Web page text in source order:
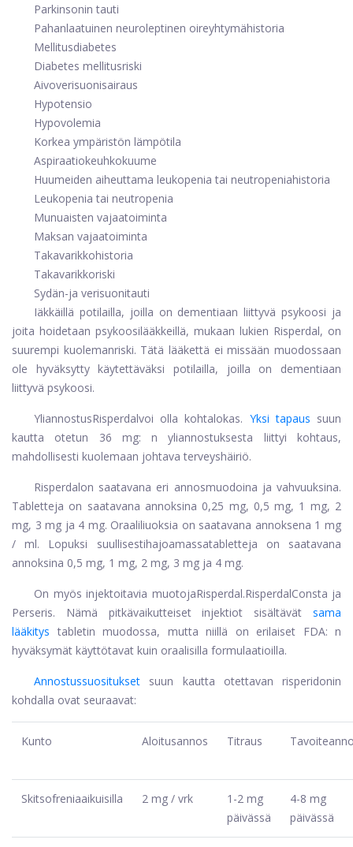
Parkinsonin tauti
Pahanlaatuinen neuroleptinen oireyhtymähistoria
Mellitusdiabetes
Diabetes mellitusriski
Aivoverisuonisairaus
Hypotensio
Hypovolemia
Korkea ympäristön lämpötila
Aspiraatiokeuhkokuume
Huumeiden aiheuttama leukopenia tai neutropeniahistoria
Leukopenia tai neutropenia
Munuaisten vajaatoiminta
Maksan vajaatoiminta
Takavarikkohistoria
Takavarikkoriski
Sydän-ja verisuonitauti
Iäkkäillä potilailla, joilla on dementiaan liittyvä psykoosi ja
joita hoidetaan psykoosilääkkeillä, mukaan lukien Risperdal, on
suurempi kuolemanriski. Tätä lääkettä ei missään muodossaan
ole hyväksytty käytettäväksi potilailla, joilla on dementiaan
liittyvä psykoosi.
YliannostusRisperdalvoi olla kohtalokas. Yksi tapaus suun
kautta otetun 36 mg: n yliannostuksesta liittyi kohtaus,
mahdollisesti kuolemaan johtava terveyshäiriö.
Risperdalon saatavana eri annosmuodoina ja vahvuuksina.
Tabletteja on saatavana annoksina 0,25 mg, 0,5 mg, 1 mg, 2
mg, 3 mg ja 4 mg. Oraaliliuoksia on saatavana annoksena 1 mg
/ ml. Lopuksi suullisestihajoamassatabletteja on saatavana
annoksina 0,5 mg, 1 mg, 2 mg, 3 mg ja 4 mg.
On myös injektoitavia muotojaRisperdal.RisperdalConsta ja
Perseris. Nämä pitkävaikutteiset injektiot sisältävät
sama
lääkitys tabletin muodossa, mutta niillä on erilaiset FDA: n
hyväksymät käyttötavat kuin oraalisilla formulaatioilla.
Annostussuositukset
suun kautta otettavan risperidonin
kohdalla ovat seuraavat:
Kunto Aloitusannos Titraus
Skitsofreniaaikuisilla 2 mg / vrk
1-2 mg
päivässä
4-8 mg
päivässä